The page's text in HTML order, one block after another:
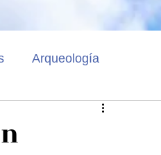
Arqueología